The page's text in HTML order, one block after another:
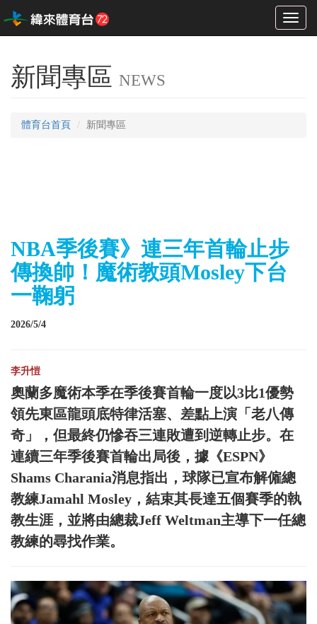
Toggle
新聞專區 NEWS
體育台首頁 新聞專區
NBA季後賽》連三年首輪止步
傳換帥！魔術教頭Mosley下台
一鞠躬
2026/5/4
李升愷
奧蘭多魔術本季在季後賽首輪一度以3比1優勢
領先東區龍頭底特律活塞、差點上演「老八傳
奇」，但最終仍慘吞三連敗遭到逆轉止步。在
連續三年季後賽首輪出局後，據《ESPN》
Shams Charania消息指出，球隊已宣布解僱總
教練Jamahl Mosley，結束其長達五個賽季的執
教生涯，並將由總裁Jeff Weltman主導下一任總
教練的尋找作業。